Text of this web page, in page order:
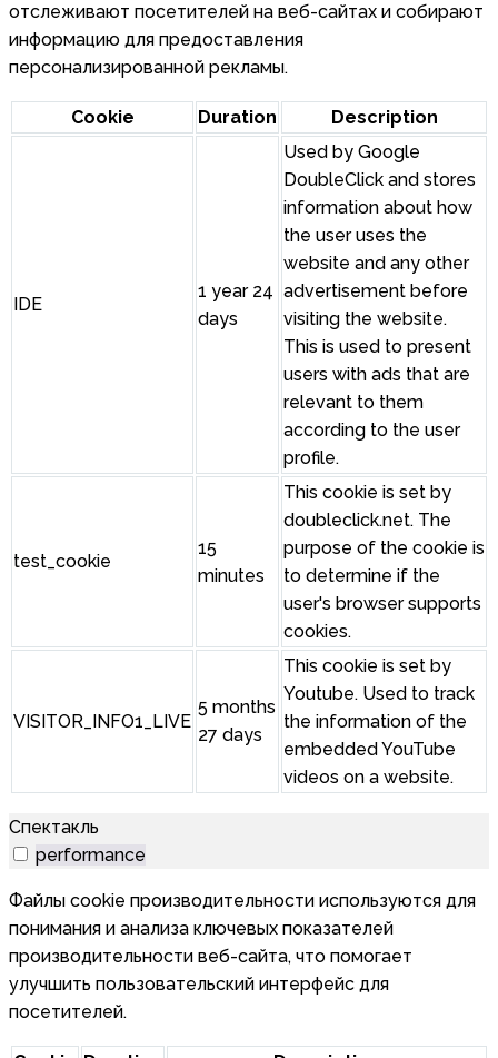
отслеживают посетителей на веб-сайтах и собирают
информацию для предоставления
персонализированной рекламы.
Cookie Duration Description
IDE
1 year 24
days
Used by Google
DoubleClick and stores
information about how
the user uses the
website and any other
advertisement before
visiting the website.
This is used to present
users with ads that are
relevant to them
according to the user
profile.
test_cookie
15
minutes
This cookie is set by
doubleclick.net. The
purpose of the cookie is
to determine if the
user's browser supports
cookies.
VISITOR_INFO1_LIVE
5 months
27 days
This cookie is set by
Youtube. Used to track
the information of the
embedded YouTube
videos on a website.
Спектакль
performance
Файлы cookie производительности используются для
понимания и анализа ключевых показателей
производительности веб-сайта, что помогает
улучшить пользовательский интерфейс для
посетителей.